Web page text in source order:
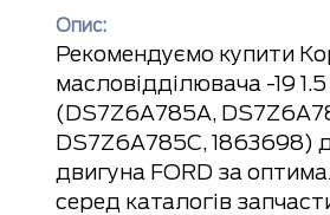
Опис:
Рекомендуємо купити
масловідділювача -19
(DS7Z6A785A,
DS7Z6A785C, 1863698)
двигуна FORD за
серед каталогів